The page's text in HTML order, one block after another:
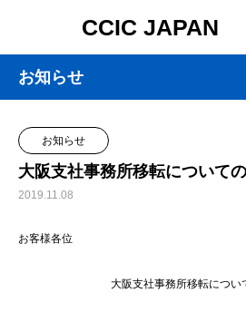
CCIC JAPAN
お知らせ
お知らせ
大阪支社事務所移転について
2019.11.08
お客様各位
大阪支社事務所移転につい